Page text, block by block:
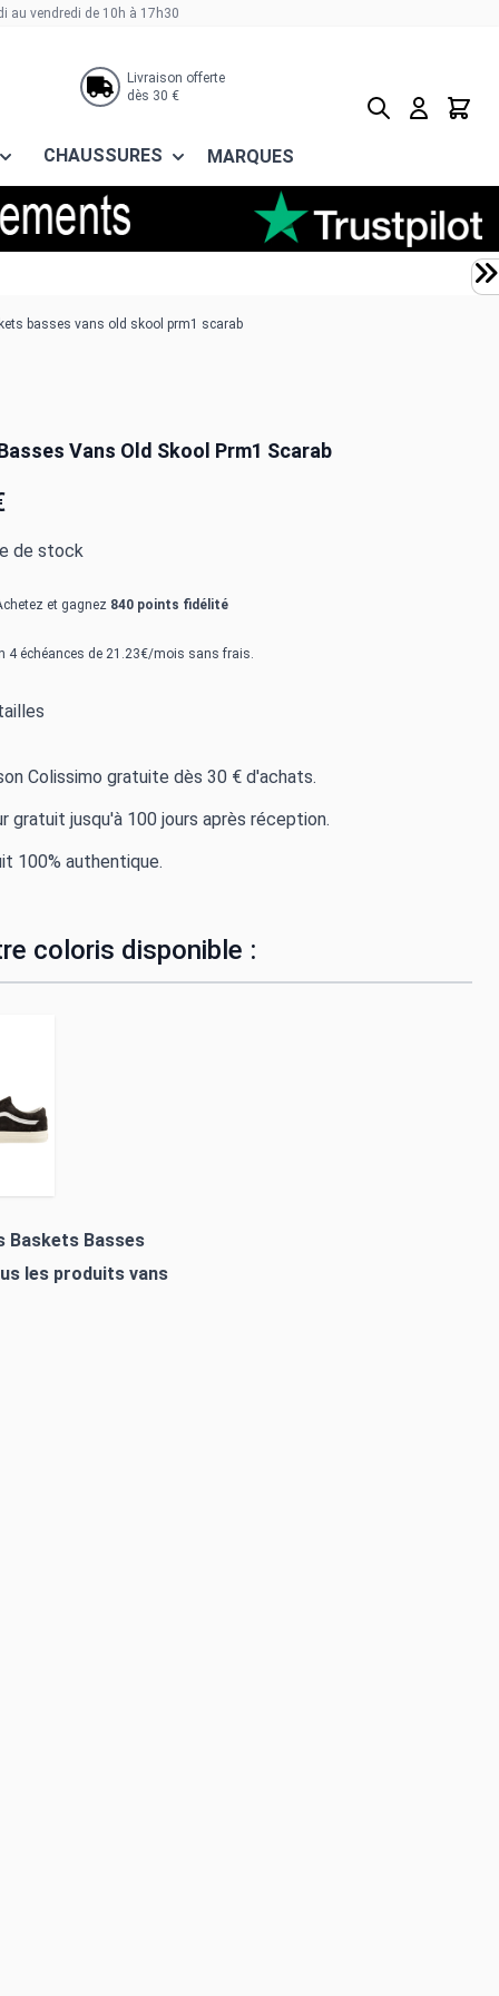
au vendredi de 10h à 17h30
Livraison offerte
dès 30 €
CHAUSSURES MARQUES
Rechercher
Panier
basses vans old skool prm1 scarab
Vans Old Skool Prm1 Scarab
de stock
et gagnez 840 points fidélité
4 échéances de 21.23€/mois sans frais.
Colissimo gratuite dès 30 € d'achats.
gratuit jusqu'à 100 jours après réception.
100% authentique.
coloris disponible :
Baskets Basses
les produits vans